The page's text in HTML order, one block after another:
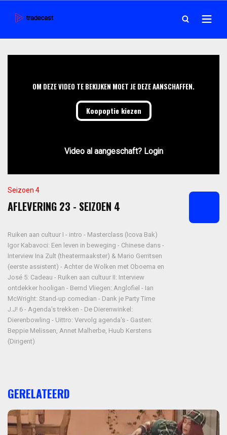
OM DEZE VIDEO TE BEKIJKEN MOET JE DEZE AANSCHAFFEN.
Koopoptie kiezen
Video al aangeschaft? Login
Seizoen 4
AFLEVERING 23 - SEIZOEN 4
Ruiken aan cultuur I - intro - Masterclass (Icova Bak)
Igor Kabavoci: Een leven in beweging - Chinese dans -
Interview Ina Zult (theatermaakster) & Mario Gerritsen
(eerste assistent) - Achter de Wolken met Oboema en
José 5: Cadeau - Ruiken aan cultuur II: Interview
ontdekker hooligan - Bernd Vliegen: Anglofiel - Ian
McWright: Stand-up comedian - Dank je Party Time
J.J! 6 - Agenda's trekken - De Dierenwinkel:
Dierenbowling - Uittro: Vervolg agenda's - Gasten:
Beppie Melissen, Annet Malherbe, Huub Kerstens
(Dirigent)
GERELATEERD